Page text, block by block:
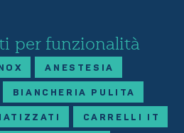
per funzionalità
ANESTESIA
BIANCHERIA PULITA
CARRELLI IT